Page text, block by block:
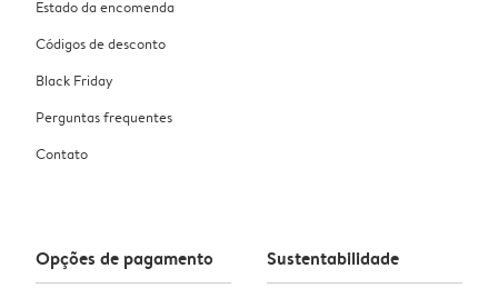
Estado da encomenda
Códigos de desconto
Black Friday
Perguntas frequentes
Contato
Opções de pagamento Sustentabilidade